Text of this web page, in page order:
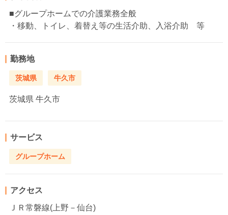
■グループホームでの介護業務全般
・移動、トイレ、着替え等の生活介助、入浴介助 等
勤務地
茨城県 牛久市
茨城県 牛久市
サービス
グループホーム
アクセス
ＪＲ常磐線(上野－仙台)